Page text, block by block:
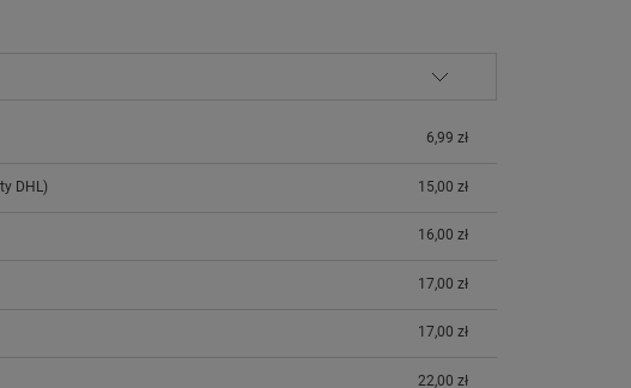
6,99 zł
DHL) 15,00 zł
16,00 zł
17,00 zł
17,00 zł
22,00 zł